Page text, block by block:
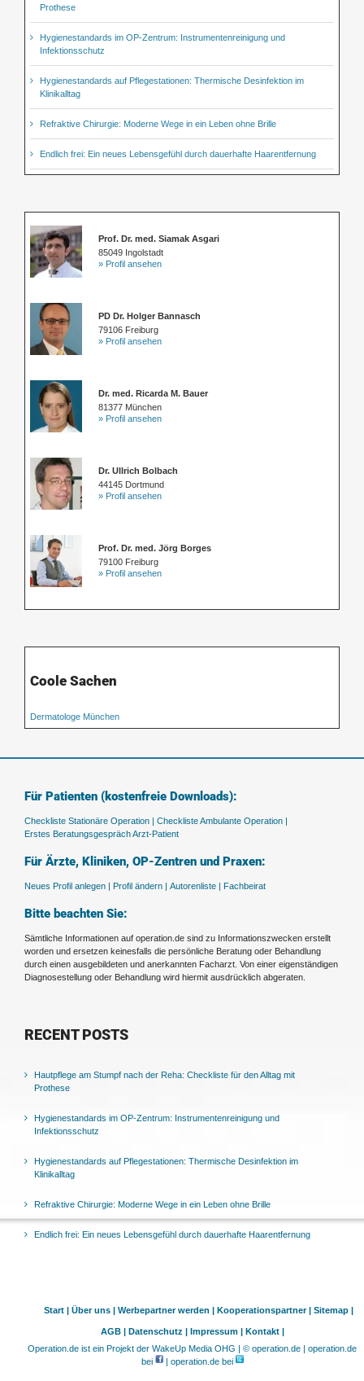
Prothese
Hygienestandards im OP-Zentrum: Instrumentenreinigung und
Infektionsschutz
Hygienestandards auf Pflegestationen: Thermische Desinfektion im
Klinikalltag
Refraktive Chirurgie: Moderne Wege in ein Leben ohne Brille
Endlich frei: Ein neues Lebensgefühl durch dauerhafte Haarentfernung
Prof. Dr. med. Siamak Asgari
85049 Ingolstadt
» Profil ansehen
PD Dr. Holger Bannasch
79106 Freiburg
» Profil ansehen
Dr. med. Ricarda M. Bauer
81377 München
» Profil ansehen
Dr. Ullrich Bolbach
44145 Dortmund
» Profil ansehen
Prof. Dr. med. Jörg Borges
79100 Freiburg
» Profil ansehen
Coole Sachen
Dermatologe München
Für Patienten (kostenfreie Downloads):
Checkliste Stationäre Operation |
Checkliste Ambulante Operation |
Erstes Beratungsgespräch Arzt-Patient
Für Ärzte, Kliniken, OP-Zentren und Praxen:
Neues Profil anlegen | Profil ändern | Autorenliste | Fachbeirat
Bitte beachten Sie:
Sämtliche Informationen auf operation.de sind zu Informationszwecken erstellt
worden und ersetzen keinesfalls die persönliche Beratung oder Behandlung
durch einen ausgebildeten und anerkannten Facharzt. Von einer eigenständigen
Diagnosestellung oder Behandlung wird hiermit ausdrücklich abgeraten.
RECENT POSTS
Hautpflege am Stumpf nach der Reha: Checkliste für den Alltag mit
Prothese
Hygienestandards im OP-Zentrum: Instrumentenreinigung und
Infektionsschutz
Hygienestandards auf Pflegestationen: Thermische Desinfektion im
Klinikalltag
Refraktive Chirurgie: Moderne Wege in ein Leben ohne Brille
Endlich frei: Ein neues Lebensgefühl durch dauerhafte Haarentfernung
Start | Über uns | Werbepartner werden | Kooperationspartner | Sitemap |
AGB | Datenschutz | Impressum |
Kontakt |
Operation.de ist ein Projekt der WakeUp Media OHG | © operation.de | operation.de
bei
| operation.de bei